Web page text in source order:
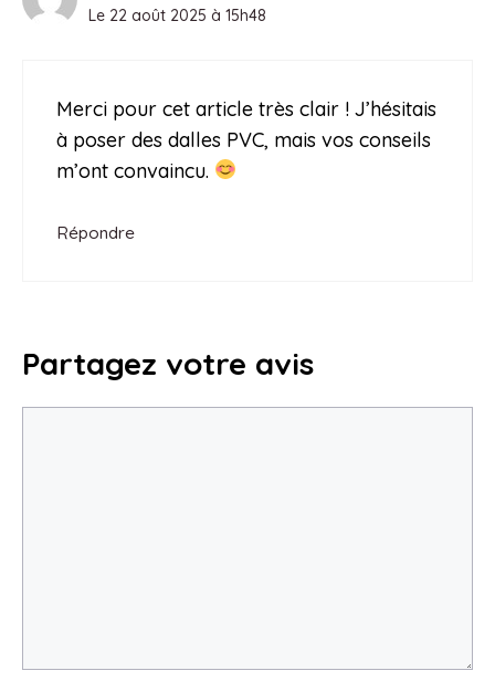
Le 22 août 2025 à 15h48
Merci pour cet article très clair ! J’hésitais
à poser des dalles PVC, mais vos conseils
m’ont convaincu.
Répondre
Partagez votre avis